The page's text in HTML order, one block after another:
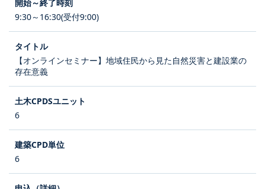
9:30～16:30(受付9:00)
【オンラインセミナー】地域住民から見た自然災害と建設業の
存在意義
6
6